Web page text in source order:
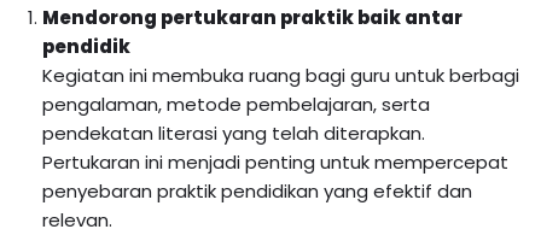
Mendorong pertukaran praktik baik antar
pendidik
Kegiatan ini membuka ruang bagi guru untuk berbagi
pengalaman, metode pembelajaran, serta
pendekatan literasi yang telah diterapkan.
Pertukaran ini menjadi penting untuk mempercepat
penyebaran praktik pendidikan yang efektif dan
relevan.